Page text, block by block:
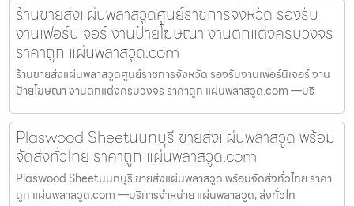
ร้านขายส่งแผ่นพลาสวูดศูนย์ราชการจังหวัด รองรับ
งานเฟอร์นิเจอร์ งานป้ายโฆษณา งานตกแต่งครบวงจร
ราคาถูก แผ่นพลาสวูด.com
ร้านขายส่งแผ่นพลาสวูดศูนย์ราชการจังหวัด รองรับงานเฟอร์นิเจอร์ งาน
ป้ายโฆษณา งานตกแต่งครบวงจร ราคาถูก แผ่นพลาสวูด.com —บริ
Plaswood Sheetนนทบุรี ขายส่งแผ่นพลาสวูด พร้อม
จัดส่งทั่วไทย ราคาถูก แผ่นพลาสวูด.com
Plaswood Sheetนนทบุรี ขายส่งแผ่นพลาสวูด พร้อมจัดส่งทั่วไทย ราคา
ถูก แผ่นพลาสวูด.com —บริการจำหน่าย แผ่นพลาสวูด, ส่งทั่วไท